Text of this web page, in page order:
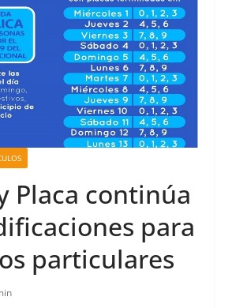
Placa continúa
para
particulares